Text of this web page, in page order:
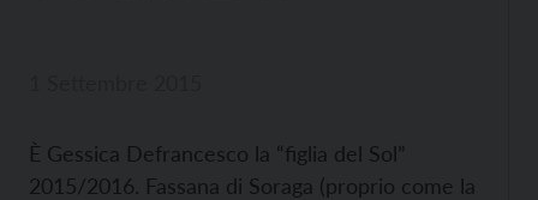
È Gessica Defrancesco la “figlia del Sol”
2015/2016. Fassana di Soraga (proprio come la